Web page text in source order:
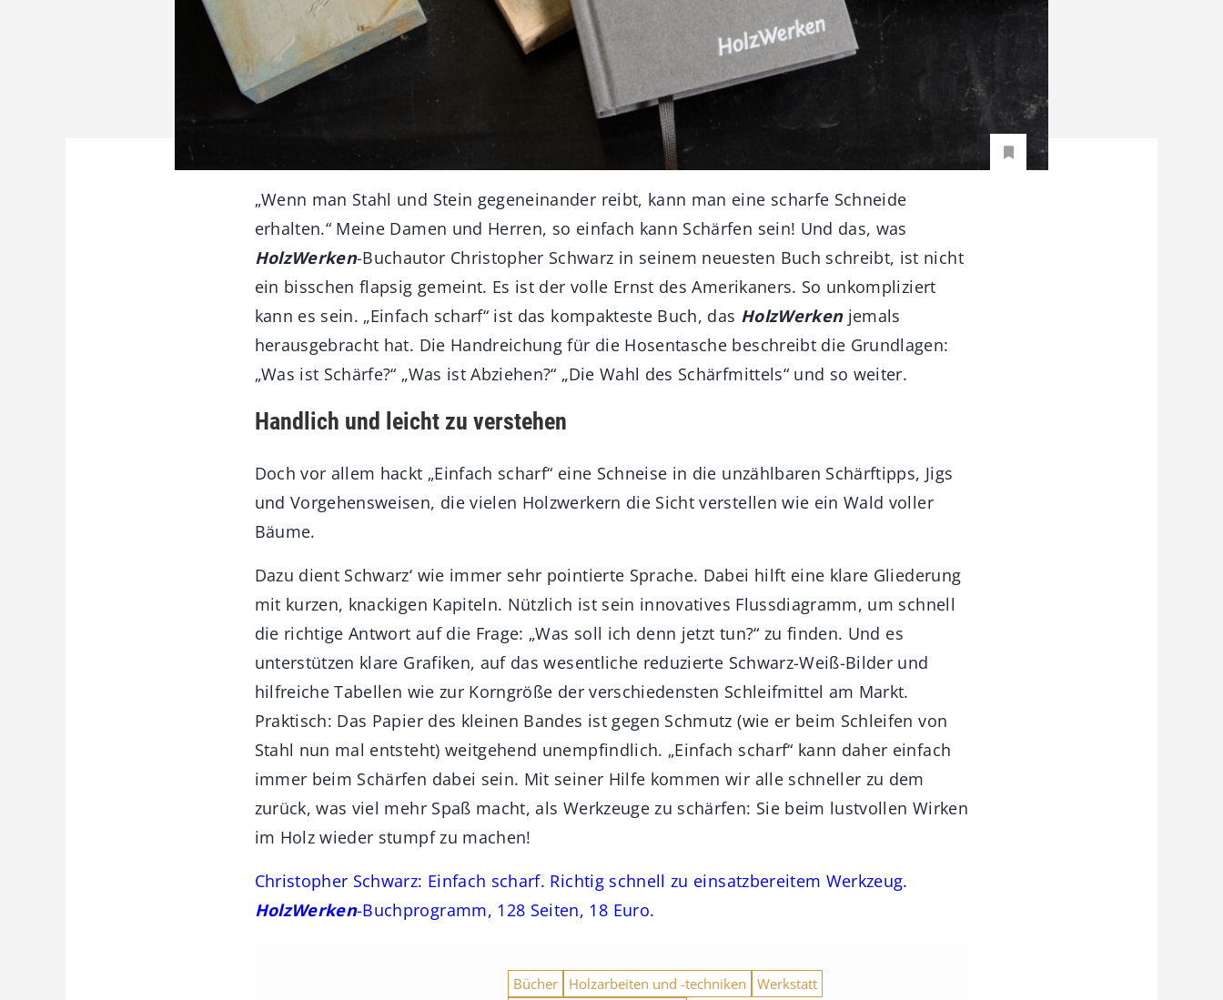
„Wenn man Stahl und Stein gegeneinander reibt, kann man eine scharfe Schneide
erhalten.“ Meine Damen und Herren, so einfach kann Schärfen sein! Und das, was
HolzWerken-Buchautor Christopher Schwarz in seinem neuesten Buch schreibt, ist nicht
ein bisschen flapsig gemeint. Es ist der volle Ernst des Amerikaners. So unkompliziert
kann es sein. „Einfach scharf“ ist das kompakteste Buch, das HolzWerkenjemals
herausgebracht hat. Die Handreichung für die Hosentasche beschreibt die Grundlagen:
„Was ist Schärfe?“ „Was ist Abziehen?“ „Die Wahl des Schärfmittels“ und so weiter.
Handlich und leicht zu verstehen
Doch vor allem hackt „Einfach scharf“ eine Schneise in die unzählbaren Schärftipps, Jigs
und Vorgehensweisen, die vielen Holzwerkern die Sicht verstellen wie ein Wald voller
Bäume.
Dazu dient Schwarz‘ wie immer sehr pointierte Sprache. Dabei hilft eine klare Gliederung
mit kurzen, knackigen Kapiteln. Nützlich ist sein innovatives Flussdiagramm, um schnell
die richtige Antwort auf die Frage: „Was soll ich denn jetzt tun?“ zu finden. Und es
unterstützen klare Grafiken, auf das wesentliche reduzierte Schwarz-Weiß-Bilder und
hilfreiche Tabellen wie zur Korngröße der verschiedensten Schleifmittel am Markt.
Praktisch: Das Papier des kleinen Bandes ist gegen Schmutz (wie er beim Schleifen von
Stahl nun mal entsteht) weitgehend unempfindlich. „Einfach scharf“ kann daher einfach
immer beim Schärfen dabei sein. Mit seiner Hilfe kommen wir alle schneller zu dem
zurück, was viel mehr Spaß macht, als Werkzeuge zu schärfen: Sie beim lustvollen Wirken
im Holz wieder stumpf zu machen!
Christopher Schwarz: Einfach scharf. Richtig schnell zu einsatzbereitem Werkzeug.
HolzWerken-Buchprogramm, 128 Seiten, 18 Euro.
Bücher Holzarbeiten und -techniken
Werkstatt